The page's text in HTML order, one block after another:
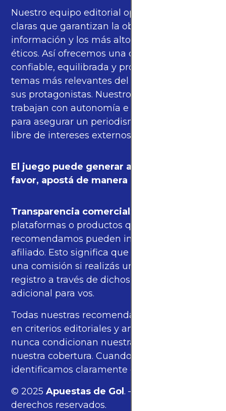
Nuestro equipo editorial opera bajo pautas
claras que garantizan la objetividad de la
información y los más altos estándares
éticos. Así ofrecemos una cobertura
confiable, equilibrada y propia sobre los
temas más relevantes del fútbol mundial y
sus protagonistas. Nuestros periodistas
trabajan con autonomía e independencia
para asegurar un periodismo de calidad,
libre de intereses externos.
El juego puede generar adicción. Por
favor, apostá de manera responsable.
Transparencia comercial: algunas de las
plataformas o productos que
recomendamos pueden incluir enlaces de
afiliado. Esto significa que podríamos recibir
una comisión si realizás una compra o
registro a través de dichos enlaces, sin costo
adicional para vos.
Todas nuestras recomendaciones se basan
en criterios editoriales y análisis propios, y
nunca condicionan nuestras opiniones ni
nuestra cobertura. Cuando corresponde,
identificamos claramente estos enlaces.
© 2025Apuestas de Gol. — Todos los
derechos reservados.